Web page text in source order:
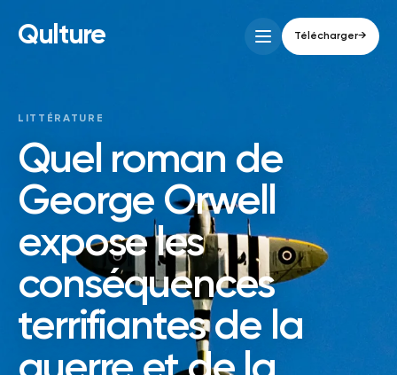
Qulture Télécharger→
LITTÉRATURE
Quel roman de
George Orwell
expose les
conséquences
terrifiantes de la